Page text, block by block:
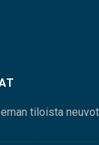
tiloista